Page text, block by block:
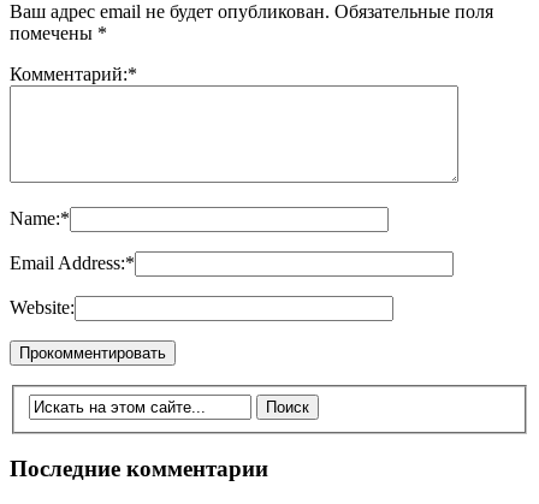
Ваш адрес email не будет опубликован. Обязательные поля
помечены *
Комментарий:*
Name:*
Email Address:*
Website:
Последние комментарии